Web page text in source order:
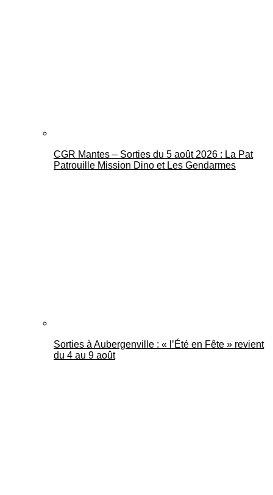
CGR Mantes – Sorties du 5 août 2026 : La Pat
Patrouille Mission Dino et Les Gendarmes
Sorties à Aubergenville : « l’Été en Fête » revient
du 4 au 9 août